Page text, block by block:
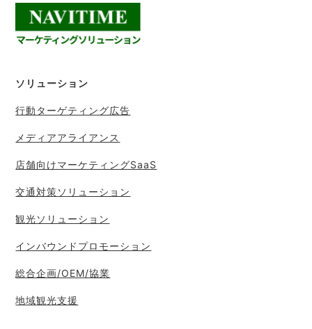
ソリューション
行動ターゲティング広告
メディアアライアンス
店舗向けマーケティングSaaS
交通対策ソリューション
観光ソリューション
インバウンドプロモーション
総合企画/OEM/協業
地域観光支援